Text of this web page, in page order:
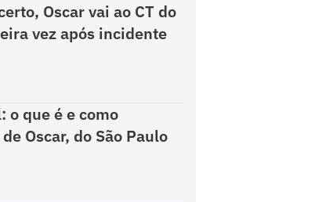
Oscar vai ao CT do
vez após incidente
o que é e como
Oscar, do São Paulo